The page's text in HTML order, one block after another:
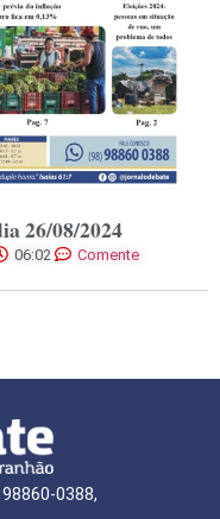
26/08/2024
06:02 Comente
0388,